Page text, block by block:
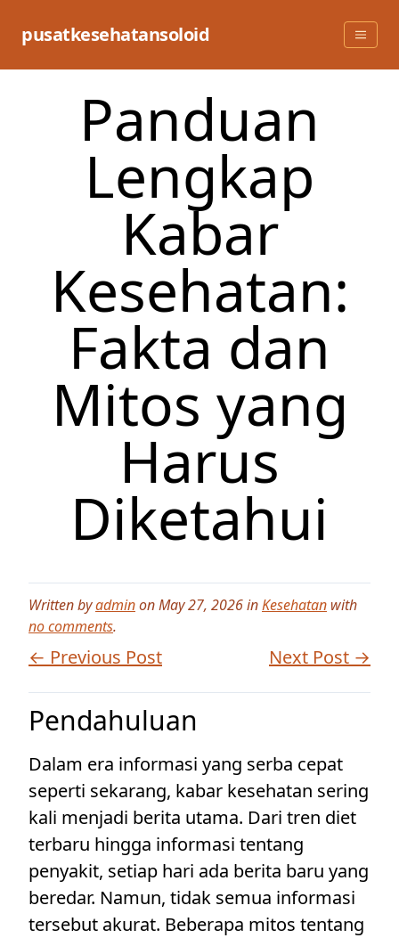
pusatkesehatansoloid
Panduan
Lengkap
Kabar
Kesehatan:
Fakta dan
Mitos yang
Harus
Diketahui
Written byadminon May 27, 2026 inKesehatan with
no comments.
← Previous Post Next Post →
Pendahuluan
Dalam era informasi yang serba cepat
seperti sekarang, kabar kesehatan sering
kali menjadi berita utama. Dari tren diet
terbaru hingga informasi tentang
penyakit, setiap hari ada berita baru yang
beredar. Namun, tidak semua informasi
tersebut akurat. Beberapa mitos tentang